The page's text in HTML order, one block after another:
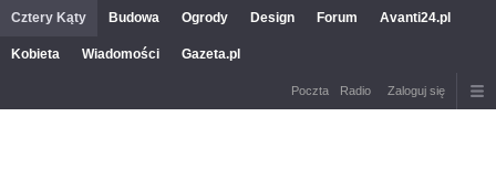
Cztery Kąty Budowa Ogrody Design Forum Avanti24.pl
Kobieta Wiadomości Gazeta.pl
Poczta Radio Zaloguj się